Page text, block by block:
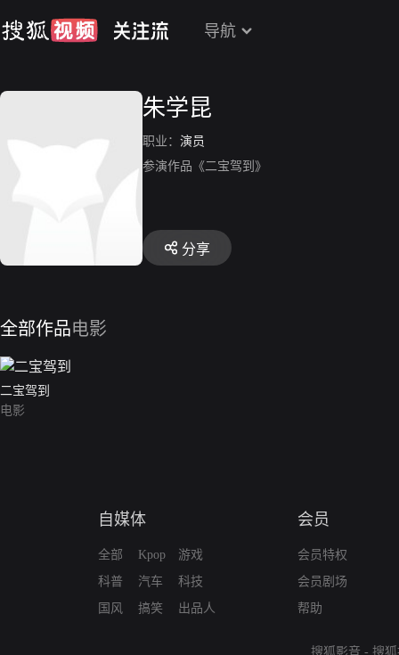
导航
朱学昆
职业： 演员
参演作品《二宝驾到》
分享
全部作品电影
二宝驾到
电影
自媒体
全部
科普
国风
Kpop
汽车
搞笑
游戏
科技
出品人
会员
会员特权
会员剧场
帮助
搜狐影音 - 搜